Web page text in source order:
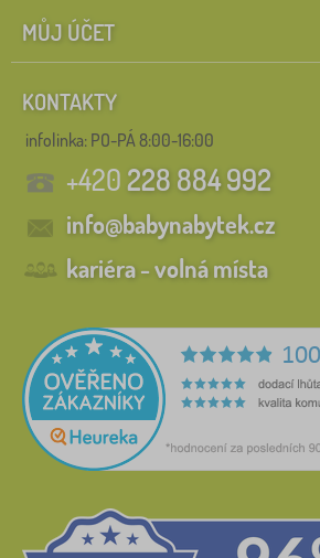
MŮJ ÚČET
KONTAKTY
infolinka: PO-PÁ 8:00-16:00
+420228 884 992
info@babynabytek.cz
kariéra - volná místa